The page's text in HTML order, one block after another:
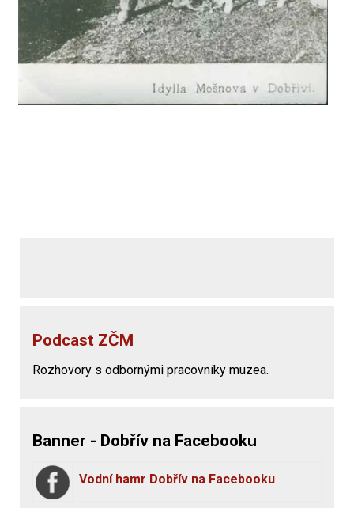
Podcast ZČM
Rozhovory s odbornými pracovníky muzea.
Banner - Dobřív na Facebooku
Vodní hamr Dobřív na Facebooku